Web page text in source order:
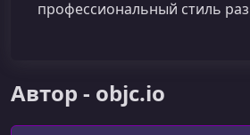
профессиональный стиль
Автор - objc.io